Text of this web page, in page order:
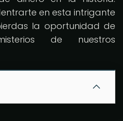
en esta intrigante
la oportunidad de
de nuestros